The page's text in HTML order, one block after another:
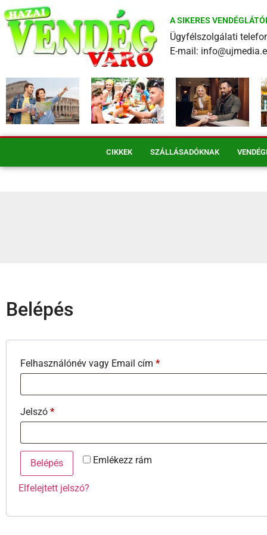
A SIKERES
Ügyfélszolgálati
E-mail:
CIKKEK SZÁLLÁSADÓKNAK
Belépés
Felhasználónév vagy Email cím *
Jelszó *
Emlékezz rám
Belépés
Elfelejtett jelszó?